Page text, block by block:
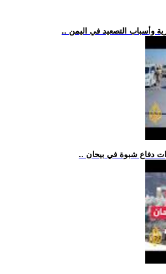
وأسباب التصعيد في اليمن
دفاع شبوة في بيحان